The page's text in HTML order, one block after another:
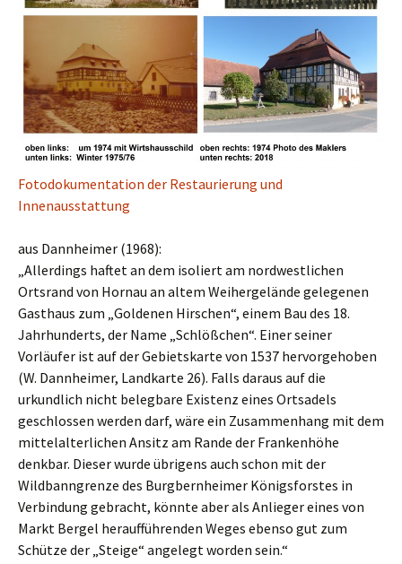
Fotodokumentation der Restaurierung und
Innenausstattung
aus Dannheimer (1968):
„Allerdings haftet an dem isoliert am nordwestlichen
Ortsrand von Hornau an altem Weihergelände gelegenen
Gasthaus zum „Goldenen Hirschen“, einem Bau des 18.
Jahrhunderts, der Name „Schlößchen“. Einer seiner
Vorläufer ist auf der Gebietskarte von 1537 hervorgehoben
(W. Dannheimer, Landkarte 26). Falls daraus auf die
urkundlich nicht belegbare Existenz eines Ortsadels
geschlossen werden darf, wäre ein Zusammenhang mit dem
mittelalterlichen Ansitz am Rande der Frankenhöhe
denkbar. Dieser wurde übrigens auch schon mit der
Wildbanngrenze des Burgbernheimer Königsforstes in
Verbindung gebracht, könnte aber als Anlieger eines von
Markt Bergel heraufführenden Weges ebenso gut zum
Schütze der „Steige“ angelegt worden sein.“